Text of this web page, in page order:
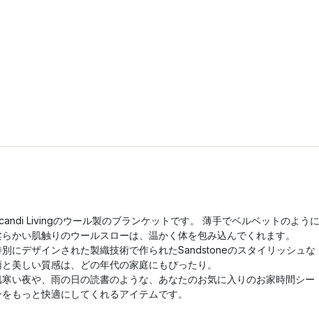
Livingのウール製のブランケットです。 薄手でベルベットのように
かい肌触りのウールスローは、温かく体を包み込んでくれます。
別にデザインされた製織技術で作られたSandstoneのスタイリッシュな
美しい質感は、どの年代の家庭にもぴったり。
寒い夜や、雨の日の読書のような、あなたのお気に入りのお家時間シー
もっと快適にしてくれるアイテムです。